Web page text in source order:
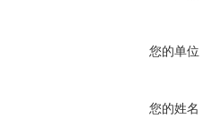
您的单位
您的姓名